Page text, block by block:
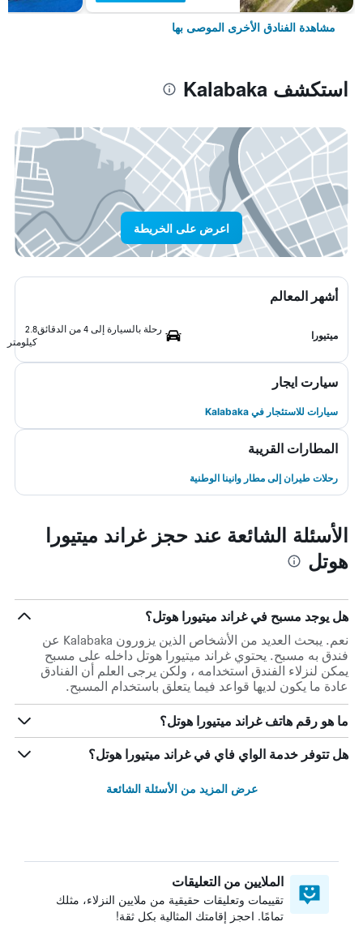
مشاهدة الفنادق الأخرى الموصى بها
استكشف Kalabaka
اعرض على الخريطة
أشهر المعالم
ميتيورا
رحلة بالسيارة إلى 4 من الدقائق
2.8
كيلومتر
سيارت ايجار
سيارات للاستئجار في Kalabaka
المطارات القريبة
رحلات طيران إلى مطار وانينا الوطنية
الأسئلة الشائعة عند حجز غراند ميتيورا
هوتل
هل يوجد مسبح في غراند ميتيورا هوتل؟
نعم. يبحث العديد من الأشخاص الذين يزورون Kalabaka عن
فندق به مسبح. يحتوي غراند ميتيورا هوتل داخله على مسبح
يمكن لنزلاء الفندق استخدامه ، ولكن يرجى العلم أن الفنادق
عادة ما يكون لديها قواعد فيما يتعلق باستخدام المسبح.
ما هو رقم هاتف غراند ميتيورا هوتل؟
هل تتوفر خدمة الواي فاي في غراند ميتيورا هوتل؟
عرض المزيد من الأسئلة الشائعة
الملايين من التعليقات
تقييمات وتعليقات حقيقية من ملايين النزلاء، مثلك
تمامًا. احجز إقامتك المثالية بكل ثقة!